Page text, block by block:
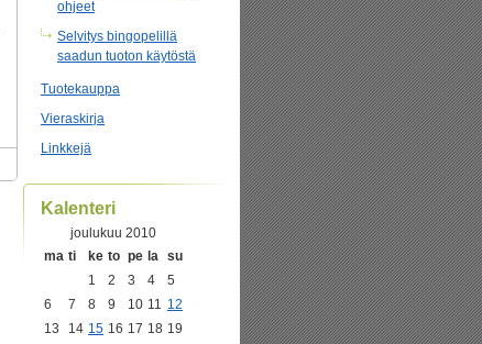
ohjeet
Selvitys bingopelillä
saadun tuoton käytöstä
Tuotekauppa
Vieraskirja
Linkkejä
Kalenteri
joulukuu 2010
ma ti ke to pe la su
1
2 3 4
5
6
7 8 9 10 11 12
13
14 15 16 17 18 19